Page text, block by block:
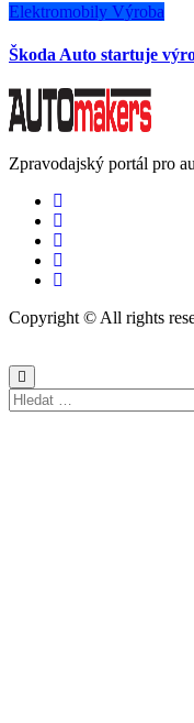
Elektromobily Výroba
Škoda Auto startuje
Zpravodajský portál pro
Copyright © All rights
Vyhledávání